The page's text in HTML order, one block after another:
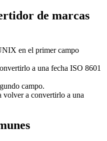
de marcas
en el primer campo
a una fecha ISO 8601
campo.
a convertirlo a una